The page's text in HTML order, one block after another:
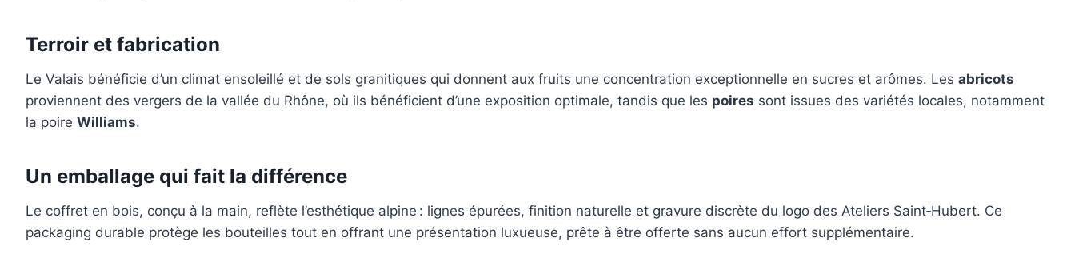
Terroir et fabrication
Le Valais bénéficie d’un climat ensoleillé et de sols granitiques qui donnent aux fruits une concentration exceptionnelle en sucres et arômes. Les abricots
proviennent des vergers de la vallée du Rhône, où ils bénéficient d’une exposition optimale, tandis que les poires sont issues des variétés locales, notamment
la poire Williams.
Un emballage qui fait la différence
Le coffret en bois, conçu à la main, reflète l’esthétique alpine : lignes épurées, finition naturelle et gravure discrète du logo des Ateliers Saint‑Hubert. Ce
packaging durable protège les bouteilles tout en offrant une présentation luxueuse, prête à être offerte sans aucun effort supplémentaire.